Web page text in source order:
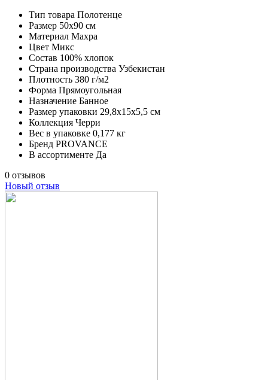
Тип товара Полотенце
Размер 50х90 см
Материал Махра
Цвет Микс
Состав 100% хлопок
Страна производства Узбекистан
Плотность 380 г/м2
Форма Прямоугольная
Назначение Банное
Размер упаковки 29,8х15х5,5 см
Коллекция Черри
Вес в упаковке 0,177 кг
Бренд PROVANCE
В ассортименте Да
0 отзывов
Новый отзыв